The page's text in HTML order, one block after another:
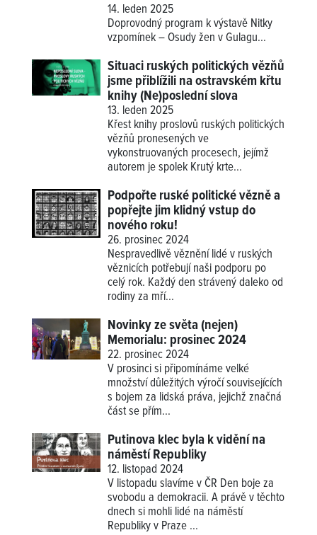
14. leden 2025
Doprovodný program k výstavě Nitky
vzpomínek – Osudy žen v Gulagu...
Situaci ruských politických vězňů
jsme přiblížili na ostravském křtu
knihy (Ne)poslední slova
13. leden 2025
Křest knihy proslovů ruských politických
vězňů pronesených ve
vykonstruovaných procesech, jejímž
autorem je spolek Krutý krte...
Podpořte ruské politické vězně a
popřejte jim klidný vstup do
nového roku!
26. prosinec 2024
Nespravedlivě věznění lidé v ruských
věznicích potřebují naši podporu po
celý rok. Každý den strávený daleko od
rodiny za mří...
Novinky ze světa (nejen)
Memorialu: prosinec 2024
22. prosinec 2024
V prosinci si připomínáme velké
množství důležitých výročí souvisejících
s bojem za lidská práva, jejichž značná
část se přím...
Putinova klec byla k vidění na
náměstí Republiky
12. listopad 2024
V listopadu slavíme v ČR Den boje za
svobodu a demokracii. A právě v těchto
dnech si mohli lidé na náměstí
Republiky v Praze ...